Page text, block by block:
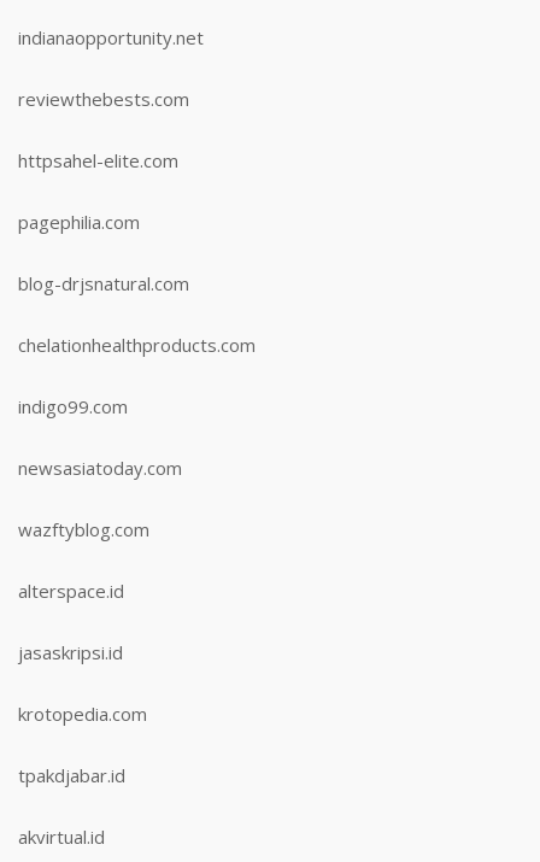
indianaopportunity.net
reviewthebests.com
httpsahel-elite.com
pagephilia.com
blog-drjsnatural.com
chelationhealthproducts.com
indigo99.com
newsasiatoday.com
wazftyblog.com
alterspace.id
jasaskripsi.id
krotopedia.com
tpakdjabar.id
akvirtual.id